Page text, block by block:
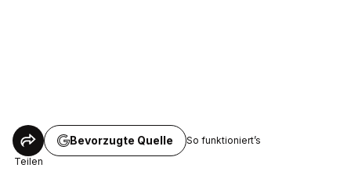
Teilen
Bevorzugte Quelle So funktioniert’s